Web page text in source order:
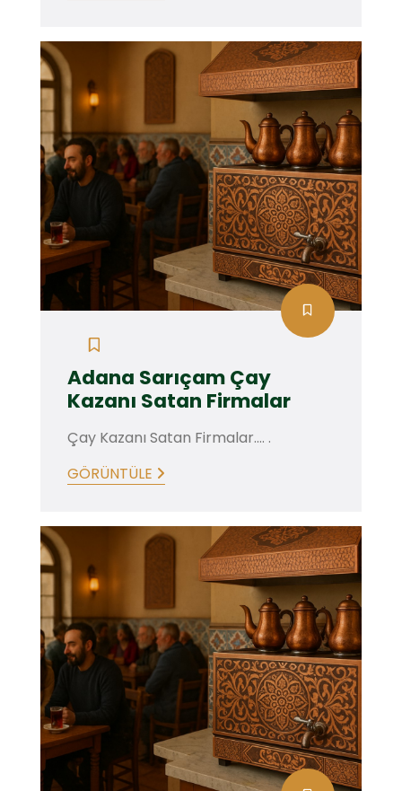
Adana Sarıçam Çay
Kazanı Satan Firmalar
Çay Kazanı Satan Firmalar.... .
GÖRÜNTÜLE